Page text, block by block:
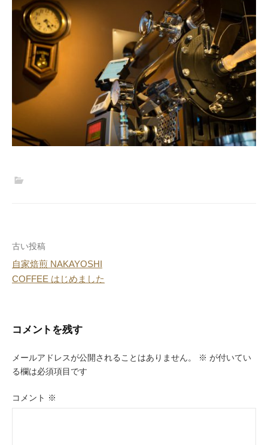
投
稿
ゲ
ー
シ
ョ
古い投稿
自家焙煎 NAKAYOSHI
COFFEE はじめました
コメントを残す
メールアドレスが公開されることはありません。 ※ が付いてい
る欄は必須項目です
コメント ※